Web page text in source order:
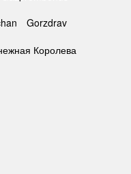
Gorzdrav
Королева